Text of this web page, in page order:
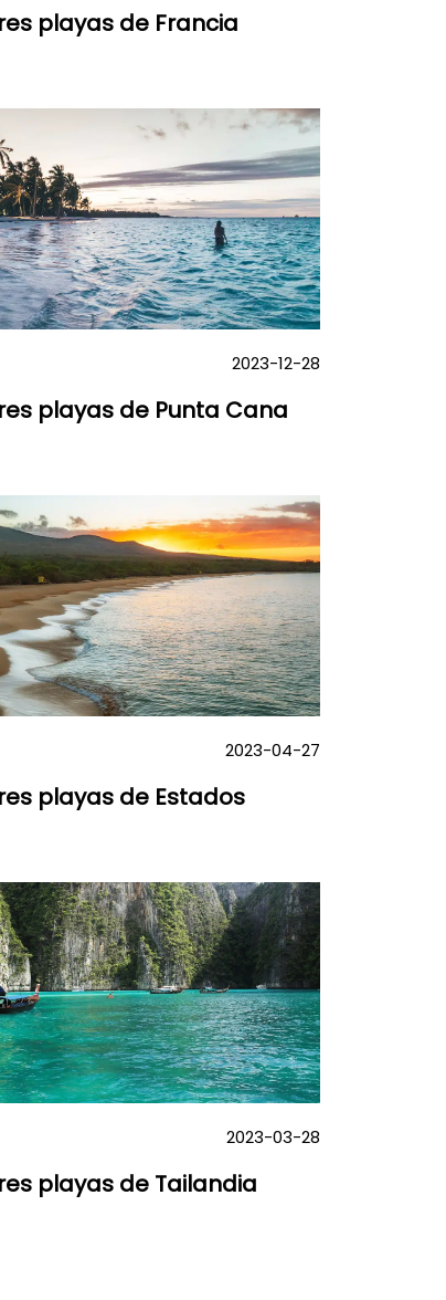
playas de Francia
2023-12-28
playas de Punta Cana
2023-04-27
playas de Estados
2023-03-28
playas de Tailandia